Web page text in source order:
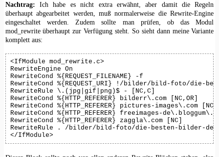
Nachtrag: Ich habe es nicht extra erwähnt, aber damit die Regeln
überhaupt abgearbeitet werden, muß normalerweise die Rewrite-Engine
eingeschaltet werden. Zudem sollte man prüfen, ob das Modul
mod_rewrite überhaupt zur Verfügung steht. So sieht dann meine Variante
komplett aus:
<IfModule mod_rewrite.c>
RewriteEngine On
RewriteCond %{REQUEST_FILENAME} -f
RewriteCond %{REQUEST_URI} !/bilder/bild-foto/die-
RewriteRule \.(jpg|gif|png)$ - [NC,C]
RewriteCond %{HTTP_REFERER} bilderr\.com [NC,OR]
RewriteCond %{HTTP_REFERER} pictures-images\.com
RewriteCond %{HTTP_REFERER} freeimages-
RewriteCond %{HTTP_REFERER} zaggla\.com [NC]
RewriteRule . /bilder/bild-foto/die-besten-bilder-
</IfModule>